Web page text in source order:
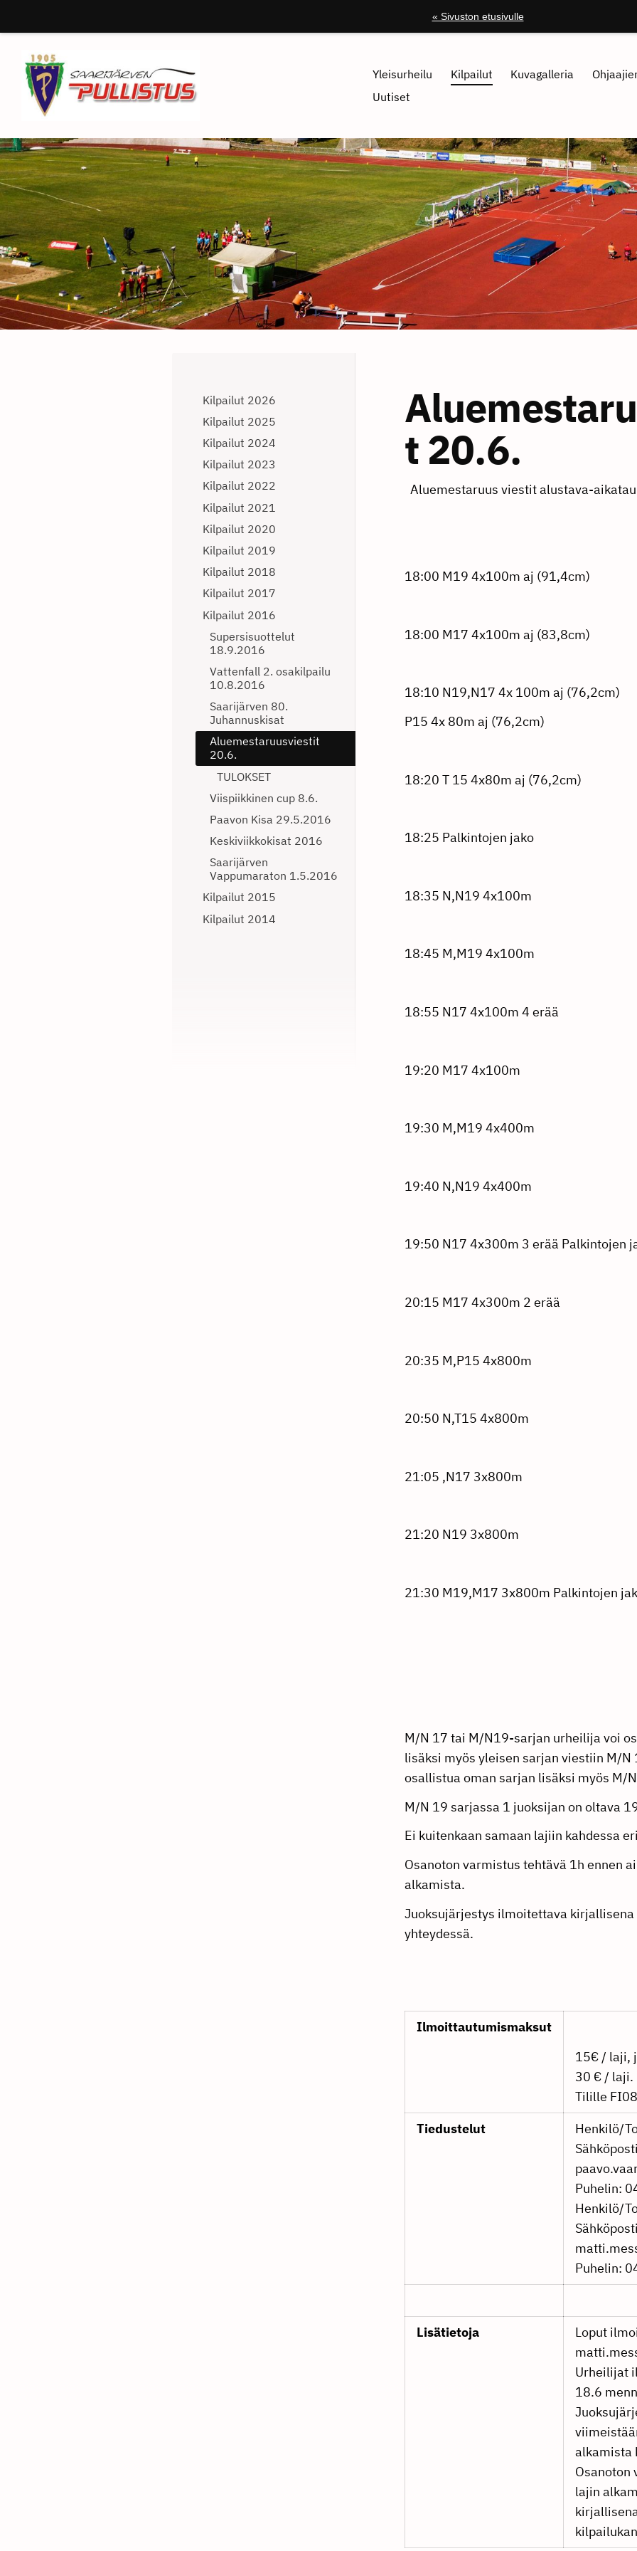
sivun
sisältöön
« Sivuston etusivulle
Saarijärven Pullistus
Yleisurheilu Kilpailut Kuvagalleria
Uutiset
Kilpailut 2026
Kilpailut 2025
Kilpailut 2024
Kilpailut 2023
Kilpailut 2022
Kilpailut 2021
Kilpailut 2020
Kilpailut 2019
Kilpailut 2018
Kilpailut 2017
Kilpailut 2016
Supersisuottelut
18.9.2016
Vattenfall 2. osakilpailu
10.8.2016
Saarijärven 80.
Juhannuskisat
Aluemestaruusviestit
20.6.
TULOKSET
Viispiikkinen cup 8.6.
Paavon Kisa 29.5.2016
Keskiviikkokisat 2016
Saarijärven
Vappumaraton 1.5.2016
Kilpailut 2015
Kilpailut 2014
t 20.6.
Aluemestaruus viestit alustava-
18:00 M19 4x100m aj (91,4cm)
18:00 M17 4x100m aj (83,8cm)
18:10 N19,N17 4x 100m aj (76,2cm)
P15 4x 80m aj (76,2cm)
18:20 T 15 4x80m aj (76,2cm)
18:25 Palkintojen jako
18:35 N,N19 4x100m
18:45 M,M19 4x100m
18:55 N17 4x100m 4 erää
19:20 M17 4x100m
19:30 M,M19 4x400m
19:40 N,N19 4x400m
19:50 N17 4x300m 3 erää Palkintojen
20:15 M17 4x300m 2 erää
20:35 M,P15 4x800m
20:50 N,T15 4x800m
21:05 ,N17 3x800m
21:20 N19 3x800m
21:30 M19,M17 3x800m Palkintojen
M/N 17 tai M/N19-sarjan urheilija voi
lisäksi myös yleisen sarjan viestiin M/
osallistua oman sarjan lisäksi myös M/
M/N 19 sarjassa 1 juoksijan on oltava
Ei kuitenkaan samaan lajiin kahdessa
Osanoton varmistus tehtävä 1h ennen
alkamista.
Juoksujärjestys ilmoitettava
yhteydessä.
Ilmoittautumismaksut
15€ / laji,
30 € / laji.
Tilille
Tiedustelut
Henkilö/
Puhelin:
Henkilö/
Puhelin:
Lisätietoja
Loput
Urheilijat
18.6
alkamista
Osanoton
lajin